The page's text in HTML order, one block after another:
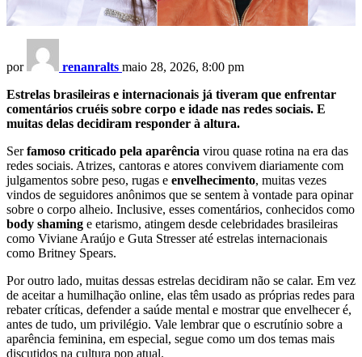
por renanralts maio 28, 2026, 8:00 pm
Estrelas brasileiras e internacionais já tiveram que enfrentar
comentários cruéis sobre corpo e idade nas redes sociais. E
muitas delas decidiram responder à altura.
Serfamoso criticado pela aparência virou quase rotina na era das
redes sociais. Atrizes, cantoras e atores convivem diariamente com
julgamentos sobre peso, rugas e envelhecimento, muitas vezes
vindos de seguidores anônimos que se sentem à vontade para opinar
sobre o corpo alheio. Inclusive, esses comentários, conhecidos como
body shaming e etarismo, atingem desde celebridades brasileiras
como Viviane Araújo e Guta Stresser até estrelas internacionais
como Britney Spears.
Por outro lado, muitas dessas estrelas decidiram não se calar. Em vez
de aceitar a humilhação online, elas têm usado as próprias redes para
rebater críticas, defender a saúde mental e mostrar que envelhecer é,
antes de tudo, um privilégio. Vale lembrar que o escrutínio sobre a
aparência feminina, em especial, segue como um dos temas mais
discutidos na cultura pop atual.